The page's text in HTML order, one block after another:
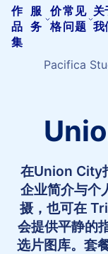
Pacifica
Studio
作
品
集
服
务
价
格
常见
问题
关
我
Pacifica
在Union City
企业简介与个
摄，也可在
会提供平静的
选片图库。套